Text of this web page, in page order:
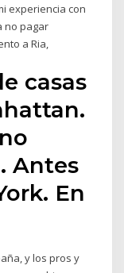
experiencia con
no pagar
a Ria,
casas
Antes
En
y los pros y